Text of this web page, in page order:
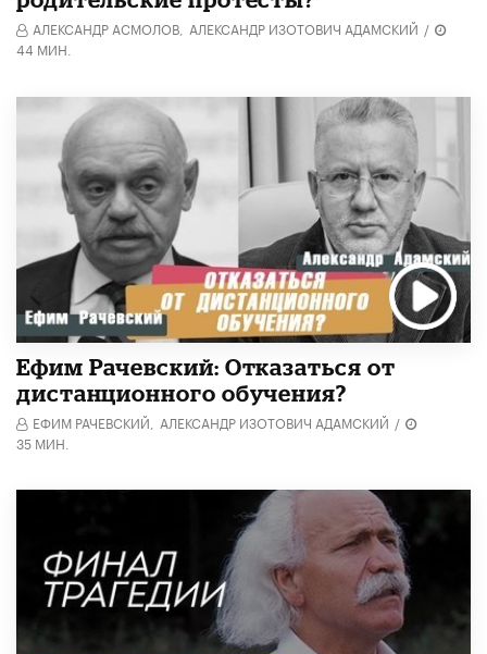
АЛЕКСАНДР АСМОЛОВ, АЛЕКСАНДР ИЗОТОВИЧ АДАМСКИЙ /
44 МИН.
Ефим Рачевский: Отказаться от
дистанционного обучения?
ЕФИМ РАЧЕВСКИЙ, АЛЕКСАНДР ИЗОТОВИЧ АДАМСКИЙ /
35 МИН.